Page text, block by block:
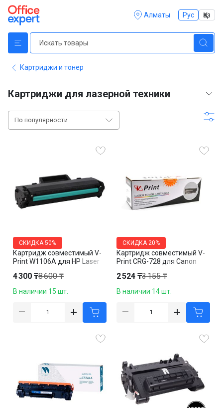
Алматы Рус Қаз
Картриджи и тонер
Картриджи для лазерной техники
По популярности
Картридж совместимый V-
Print W1106A для HP Laser
СКИДКА 50%
4 300 ₸8 600 ₸
В наличии 15 шт.
Картридж совместимый V-
Print CRG-728 для Canon
черный
СКИДКА 20%
2 524 ₸3 155 ₸
В наличии 14 шт.